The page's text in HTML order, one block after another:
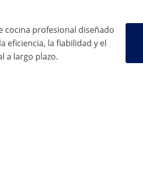
cocina profesional diseñado
eficiencia, la fiabilidad y el
a largo plazo.